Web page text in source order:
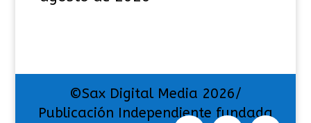
©Sax Digital Media 2026/
Publicación Independiente fundada